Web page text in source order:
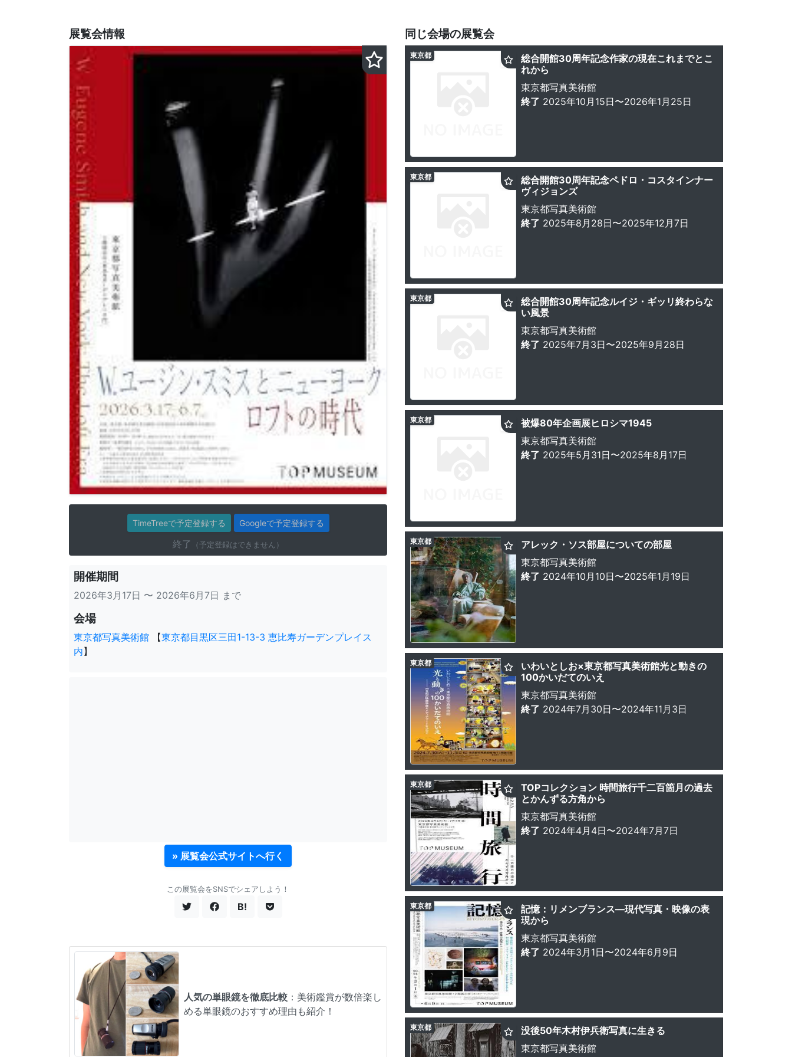
展覧会情報
TimeTreeで予定登録する Googleで予定登録する
終了 （予定登録はできません）
開催期間
2026年3月17日 〜 2026年6月7日 まで
会場
東京都写真美術館 【東京都目黒区三田1-13-3 恵比寿ガーデンプレイス
内】
» 展覧会公式サイトへ行く
この展覧会をSNSでシェアしよう！
B!
人気の単眼鏡を徹底比較 ：美術鑑賞が数倍楽し
める単眼鏡のおすすめ理由も紹介！
同じ会場の展覧会
総合開館30周年記念作家の現在これまでとこ
れから
東京都写真美術館
終了 2025年10月15日〜2026年1月25日
東京都
総合開館30周年記念ペドロ・コスタインナー
ヴィジョンズ
東京都写真美術館
終了 2025年8月28日〜2025年12月7日
東京都
総合開館30周年記念ルイジ・ギッリ終わらな
い風景
東京都写真美術館
終了 2025年7月3日〜2025年9月28日
東京都
被爆80年企画展ヒロシマ1945
東京都写真美術館
終了 2025年5月31日〜2025年8月17日
東京都
アレック・ソス部屋についての部屋
東京都写真美術館
終了 2024年10月10日〜2025年1月19日
東京都
いわいとしお×東京都写真美術館光と動きの
100かいだてのいえ
東京都写真美術館
終了 2024年7月30日〜2024年11月3日
東京都
TOPコレクション 時間旅行千二百箇月の過去
とかんずる方角から
東京都写真美術館
終了 2024年4月4日〜2024年7月7日
東京都
記憶：リメンブランス—現代写真・映像の表
現から
東京都写真美術館
終了 2024年3月1日〜2024年6月9日
東京都
没後50年木村伊兵衛写真に生きる
東京都写真美術館
東京都